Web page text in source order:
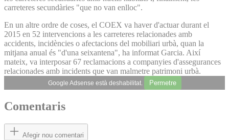
carreteres secundàries "que no van enlloc".
En un altre ordre de coses, el COEX va haver d'actuar durant el
2015 en 52 intervencions a les carreteres relacionades amb
accidents, incidències o afectacions del mobiliari urbà, quan la
mitjana anual és "d'una seixantena", ha informat Garcia. Així
mateix, va interposar 67 reclamacions a companyies d'assegurances
relacionades amb incidents que van malmetre patrimoni urbà.
Google Adsense està deshabilitat. Permetre
Comentaris
Afegir nou comentari